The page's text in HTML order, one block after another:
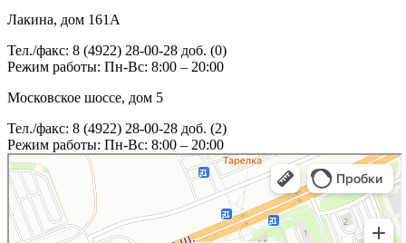
Лакина, дом 161А
Тел./факс: 8 (4922) 28-00-28 доб. (0)
Режим работы: Пн-Вс: 8:00 – 20:00
Московское шоссе, дом 5
Тел./факс: 8 (4922) 28-00-28 доб. (2)
Режим работы: Пн-Вс: 8:00 – 20:00